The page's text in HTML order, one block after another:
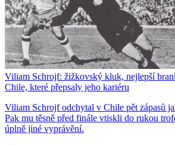
Viliam Schrojf: žižkovský kluk, nejlepší
Chile, které přepsaly jeho kariéru
Viliam Schrojf odchytal v Chile pět zápasů
Pak mu těsně před finále vtiskli do rukou
úplně jiné vyprávění.